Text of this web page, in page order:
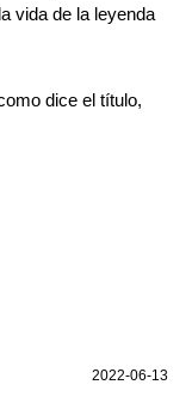
vida de la leyenda
dice el título,
2022-06-13